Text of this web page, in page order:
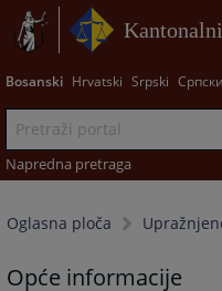
Bosanski Hrvatski Srpski Српски
Napredna pretraga
Oglasna ploča
Opće informacije